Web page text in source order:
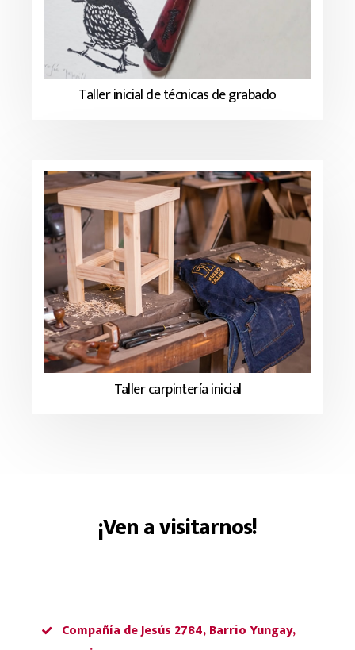
Taller inicial de técnicas de grabado
Taller carpintería inicial
¡Ven a visitarnos!
Compañía de Jesús 2784, Barrio Yungay,